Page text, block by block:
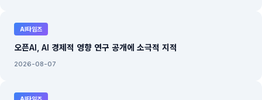
AI타임즈
오픈AI, AI 경제적 영향 연구 공개에 소극적 지적
2026-08-07